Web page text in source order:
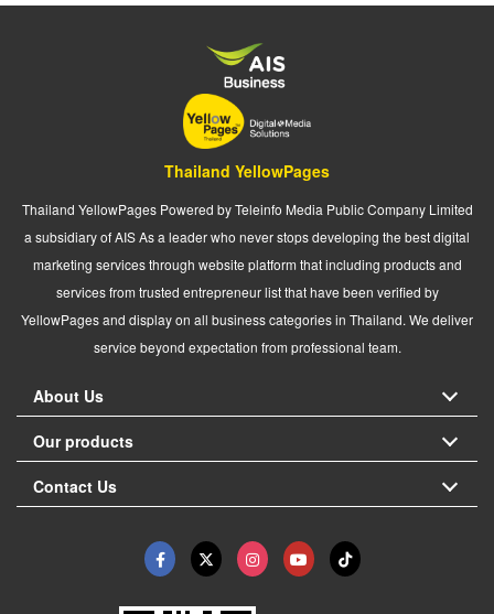
Thailand YellowPages
Thailand YellowPages Powered by Teleinfo Media Public Company Limited
a subsidiary of AIS As a leader who never stops developing the best digital
marketing services through website platform that including products and
services from trusted entrepreneur list that have been verified by
YellowPages and display on all business categories in Thailand. We deliver
service beyond expectation from professional team.
About Us
Our products
Contact Us